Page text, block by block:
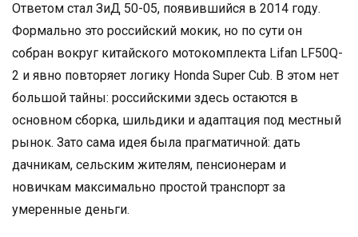
Ответом стал ЗиД 50-05, появившийся в 2014 году.
Формально это российский мокик, но по сути он
собран вокруг китайского мотокомплекта Lifan LF50Q-
2 и явно повторяет логику Honda Super Cub. В этом нет
большой тайны: российскими здесь остаются в
основном сборка, шильдики и адаптация под местный
рынок. Зато сама идея была прагматичной: дать
дачникам, сельским жителям, пенсионерам и
новичкам максимально простой транспорт за
умеренные деньги.